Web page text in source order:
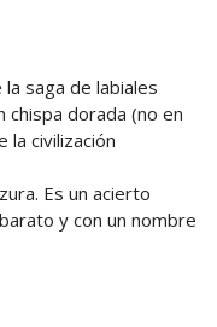
saga de labiales
chispa dorada (no en
la civilización
Es un acierto
y con un nombre